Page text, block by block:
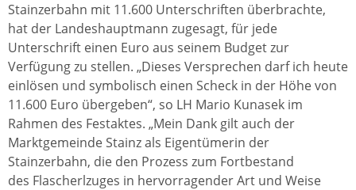
Stainzerbahn mit 11.600 Unterschriften überbrachte,
hat der Landeshauptmann zugesagt, für jede
Unterschrift einen Euro aus seinem Budget zur
Verfügung zu stellen. „Dieses Versprechen darf ich heute
einlösen und symbolisch einen Scheck in der Höhe von
11.600 Euro übergeben“, so LH Mario Kunasek im
Rahmen des Festaktes. „Mein Dank gilt auch der
Marktgemeinde Stainz als Eigentümerin der
Stainzerbahn, die den Prozess zum Fortbestand
des Flascherlzuges in hervorragender Art und Weise